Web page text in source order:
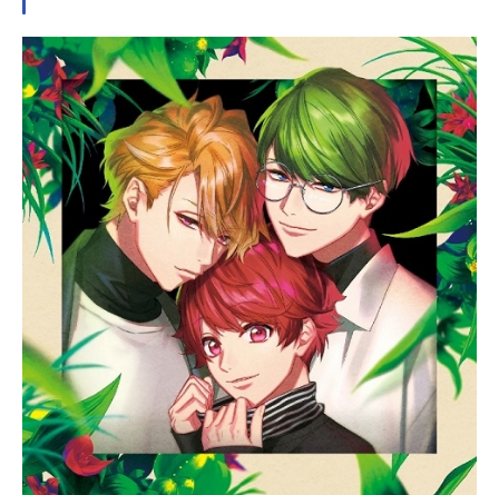
夢や憧れだけでは生き残れない、華
やかな世界の裏側。様々な思惑が絡
み合うなか、アイドル業界を揺るが
す“新勢力”も密かに動き出していた―
―。作品名アイドリッシュセブンThir
dBEAT!放送形態TVアニメシリーズア
イドリッシュセブンスケジュール第1
クール：2021年7月4日（日）～2021
年9月26日（日）第2クール：2022年
10月2日（日）〜2023年2月26日
（日）TOKYOMX・BS11ほか話数全
30話キャスト和泉一織：増田俊樹二
階堂大和：白井悠介和泉三月：代永
翼四葉環：KENN逢坂壮五：阿部敦六
弥ナギ：江口拓也七瀬陸：小野賢章
小鳥遊音晴：千葉進歩大神万理：興
津和幸小鳥遊紡：佐藤聡美八乙女
楽：羽多野渉九条天：斉藤壮馬十龍
之介：佐藤拓也八乙女宗助：小西克